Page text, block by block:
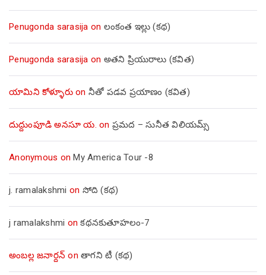
Penugonda sarasija on లంకంత ఇల్లు (కథ)
Penugonda sarasija on అతని ప్రియురాలు (కవిత)
యామిని కోళ్ళూరుon నీతో పడవ ప్రయాణం (కవిత)
దుద్దుంపూడి అనసూ య. on ప్రమద – సునీత విలియమ్స్
Anonymous onMy America Tour -8
j. ramalakshmi on సోది (కథ)
j ramalakshmi onకథనకుతూహలం-7
అంబల్ల జనార్దన్ on తాగని టీ (కథ)